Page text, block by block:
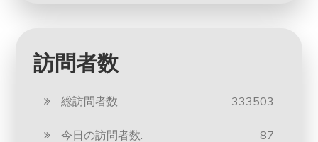
訪問者数
333503
総訪問者数:
87
今日の訪問者数: